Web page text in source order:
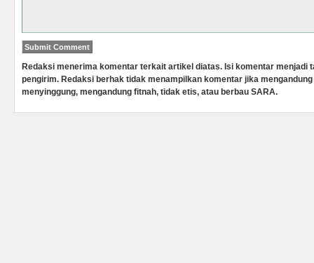
Redaksi menerima komentar terkait artikel diatas. Isi komentar menjadi
pengirim. Redaksi berhak tidak menampilkan komentar jika
menyinggung, mengandung fitnah, tidak etis, atau berbau SARA.